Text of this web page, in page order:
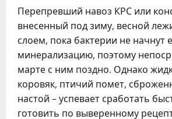
Перепревший навоз КРС или
внесенный под зиму, весной
слоем, пока бактерии не начнут
минерализацию, поэтому
марте с ним поздно. Однако
коровяк, птичий помет,
настой – успевает сработать
готовить по выверенному